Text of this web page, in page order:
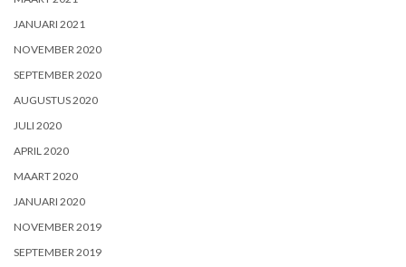
JANUARI 2021
NOVEMBER 2020
SEPTEMBER 2020
AUGUSTUS 2020
JULI 2020
APRIL 2020
MAART 2020
JANUARI 2020
NOVEMBER 2019
SEPTEMBER 2019